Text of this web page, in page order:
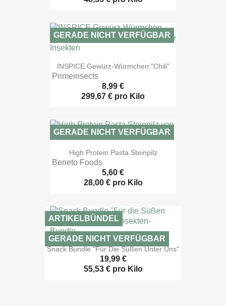
 Vorschau
INSPICE Gewürz-Würmchen "Chili"
Primeinsects
8,99 €
299,67 € pro Kilo
GERADE NICHT VERFÜGBAR
 Vorschau
High Protein Pasta Steinpilz
Beneto Foods
5,60 €
28,00 € pro Kilo
GERADE NICHT VERFÜGBAR
 Vorschau
Snack Bundle "Für Die Süßen Unter Uns"
19,99 €
55,53 € pro Kilo
ARTIKELBÜNDEL
GERADE NICHT VERFÜGBAR